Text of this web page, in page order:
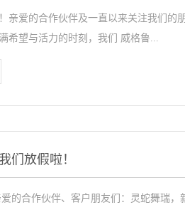
亲爱的合作伙伴及一直以来关注我们的
希望与活力的时刻，我们 威格鲁...
们放假啦！
的合作伙伴、客户朋友们：灵蛇舞瑞